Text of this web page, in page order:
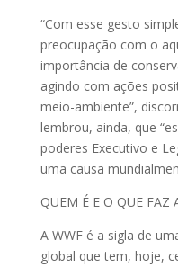
“Com esse gesto
preocupação com o
importância de
agindo com ações
meio-ambiente”,
lembrou, ainda, que
poderes Executivo e
uma causa
QUEM É E O QUE FAZ
A WWF é a sigla de
global que tem, hoje,